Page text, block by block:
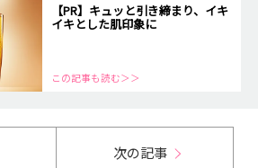
【PR】キュッと引き締まり、イキ
イキとした肌印象に
この記事も読む＞＞
次の記事